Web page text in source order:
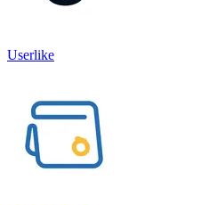
Userlike